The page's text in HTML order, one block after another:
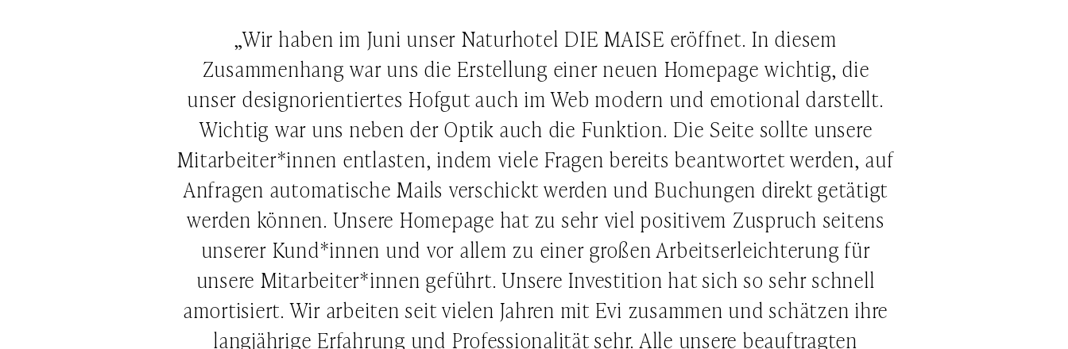
„Wir haben im Juni unser Naturhotel DIE MAISE eröffnet. In diesem
Zusammenhang war uns die Erstellung einer neuen Homepage wichtig, die
unser designorientiertes Hofgut auch im Web modern und emotional darstellt.
Wichtig war uns neben der Optik auch die Funktion. Die Seite sollte unsere
Mitarbeiter*innen entlasten, indem viele Fragen bereits beantwortet werden, auf
Anfragen automatische Mails verschickt werden und Buchungen direkt getätigt
werden können. Unsere Homepage hat zu sehr viel positivem Zuspruch seitens
unserer Kund*innen und vor allem zu einer großen Arbeitserleichterung für
unsere Mitarbeiter*innen geführt. Unsere Investition hat sich so sehr schnell
amortisiert. Wir arbeiten seit vielen Jahren mit Evi zusammen und schätzen ihre
langjährige Erfahrung und Professionalität sehr. Alle unsere beauftragten